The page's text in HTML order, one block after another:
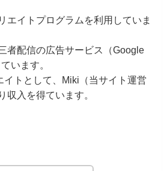
エイトプログラムを利用していま
者配信の広告サービス（Google
います。
イトとして、Miki（当サイト運営
収入を得ています。